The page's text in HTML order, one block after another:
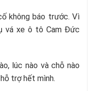
không báo trước. Vì
vá xe ô tô Cam Đức
lúc nào và chỗ nào
trợ hết mình.